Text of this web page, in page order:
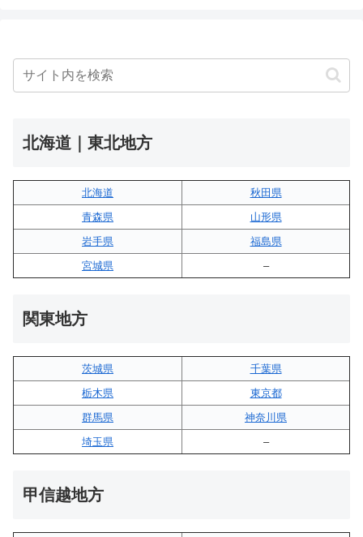
北海道｜東北地方
北海道
秋田県
青森県
山形県
岩手県
福島県
宮城県
–
関東地方
茨城県
千葉県
栃木県
東京都
群馬県
神奈川県
埼玉県
–
甲信越地方